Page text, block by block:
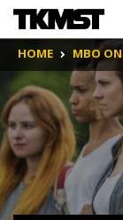
HOME MBO